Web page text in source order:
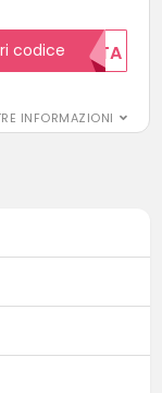
INFORMAZIONI
codice
GRATUITA